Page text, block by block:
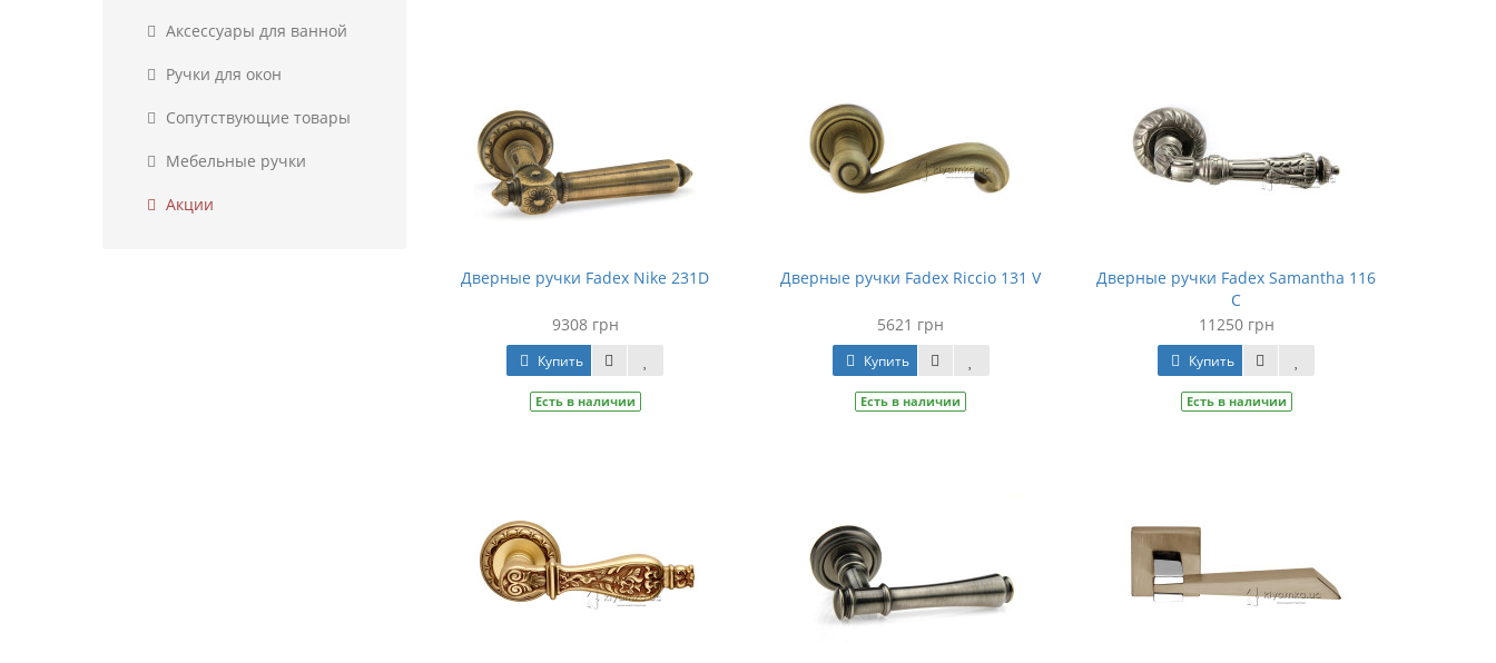
Аксессуары для ванной
Ручки для окон
Сопутствующие товары
Мебельные ручки
Акции
Дверные ручки Fadex Nike 231D
9308 грн
Купить
Есть в наличии
Дверные ручки Fadex Riccio 131 V
5621 грн
Купить
Есть в наличии
Дверные ручки Fadex Samantha 116
С
11250 грн
Купить
Есть в наличии